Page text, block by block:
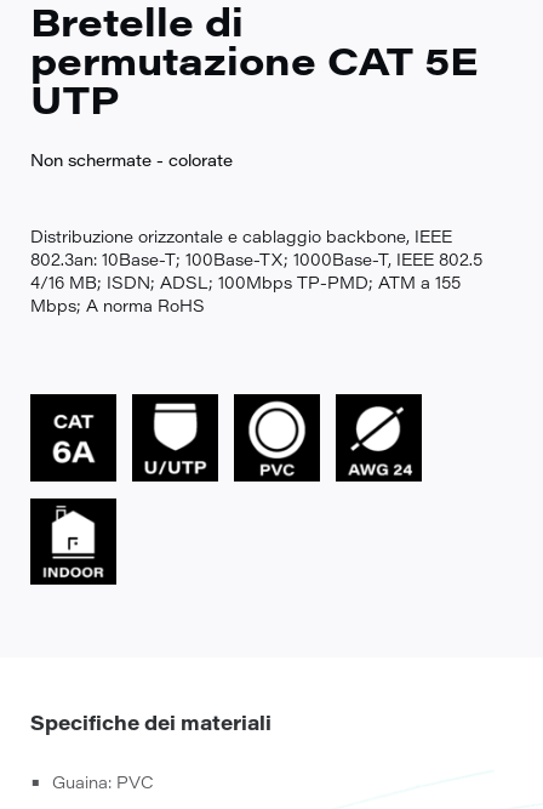
Bretelle di
permutazione CAT 5E
UTP
Non schermate - colorate
Distribuzione orizzontale e cablaggio backbone, IEEE
802.3an: 10Base-T; 100Base-TX; 1000Base-T, IEEE 802.5
4/16 MB; ISDN; ADSL; 100Mbps TP-PMD; ATM a 155
Mbps; A norma RoHS
Specifiche dei materiali
Guaina: PVC